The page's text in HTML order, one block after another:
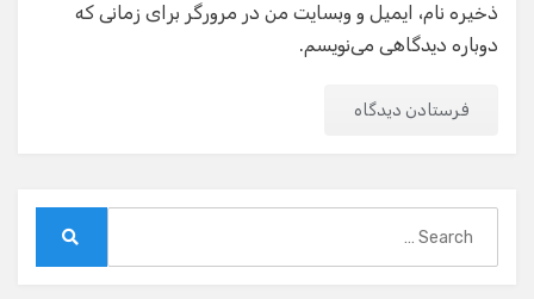
ذخیره نام، ایمیل و وبسایت من در مرورگر برای زمانی که
دوباره دیدگاهی می‌نویسم.